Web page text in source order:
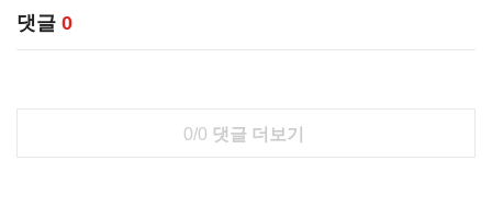
댓글 0
0/0 댓글 더보기